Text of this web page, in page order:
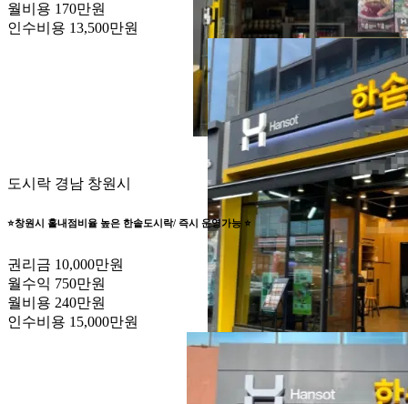
월비용 170만원
인수비용 13,500만원
도시락 경남 창원시
⭐️창원시 홀내점비율 높은 한솥도시락/ 즉시 운영가능 ⭐️
권리금 10,000만원
월수익 750만원
월비용 240만원
인수비용 15,000만원